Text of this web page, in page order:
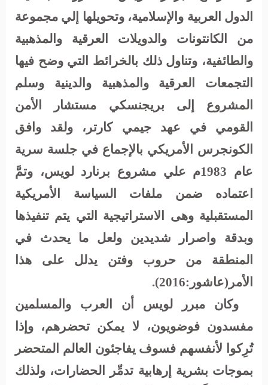
الدول العربية والإسلامية، وتحويلها إلي مجموعة
من الكانتونات والدويلات العرقية والمذهبية
والطائفية، وتناول ذلك بالخرائط التي وضح فيها
التجمعات العرقية والمذهبية والدينية وسلم
المشروع إلى بريجنسكي مستشار الأمن
القومي في عهد جيمي كارتر، ولقد وافق
الكونجرس الأمريكي بالإجماع في جلسة سرية
عام 1983م علي مشروع برنارد لويس، وتمَّ
اعتماده ضمن ملفات السياسة الأمريكية
المستقبلية وهى الاستراتيجية التي يتم تنفيذها
وبدقة واصرار شديدين ولعل ما يحدث في
المنطقة من حروب وفتن يدلل على هذا
الأمر(عاشور:2016)
.
وكان مبرر لويس أن العرب والمسلمين
مفسدون فوضويون، لا يمكن تحضرهم، وإذا
تُرِكوا لأنفسهم فسوف يفاجئون العالم المتحضر
بموجات بشرية إرهابية تدمِّر الحضارات، ولذلك